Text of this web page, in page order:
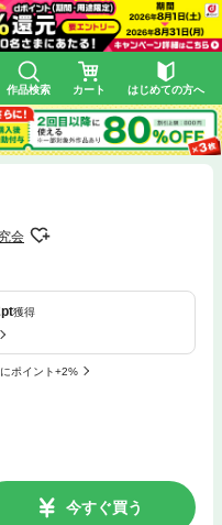
作品検索 カート はじめての方へ
会
pt獲得
ポイント+2%
今すぐ買う